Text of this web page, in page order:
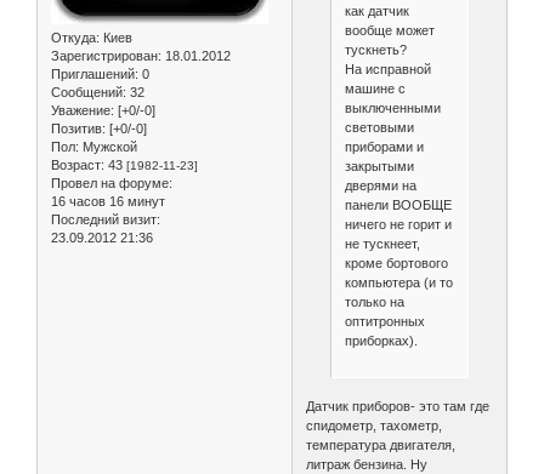
Откуда: Киев
Зарегистрирован: 18.01.2012
Приглашений: 0
Сообщений: 32
Уважение: [+0/-0]
Позитив: [+0/-0]
Пол: Мужской
Возраст: 43 [1982-11-23]
Провел на форуме:
16 часов 16 минут
Последний визит:
23.09.2012 21:36
как датчик
вообще может
тускнеть?
На исправной
машине с
выключенными
световыми
приборами и
закрытыми
дверями на
панели ВООБЩЕ
ничего не горит и
не тускнеет,
кроме бортового
компьютера (и то
только на
оптитронных
приборках).
Датчик приборов- это там где
спидометр, тахометр,
температура двигателя,
литраж бензина. Ну